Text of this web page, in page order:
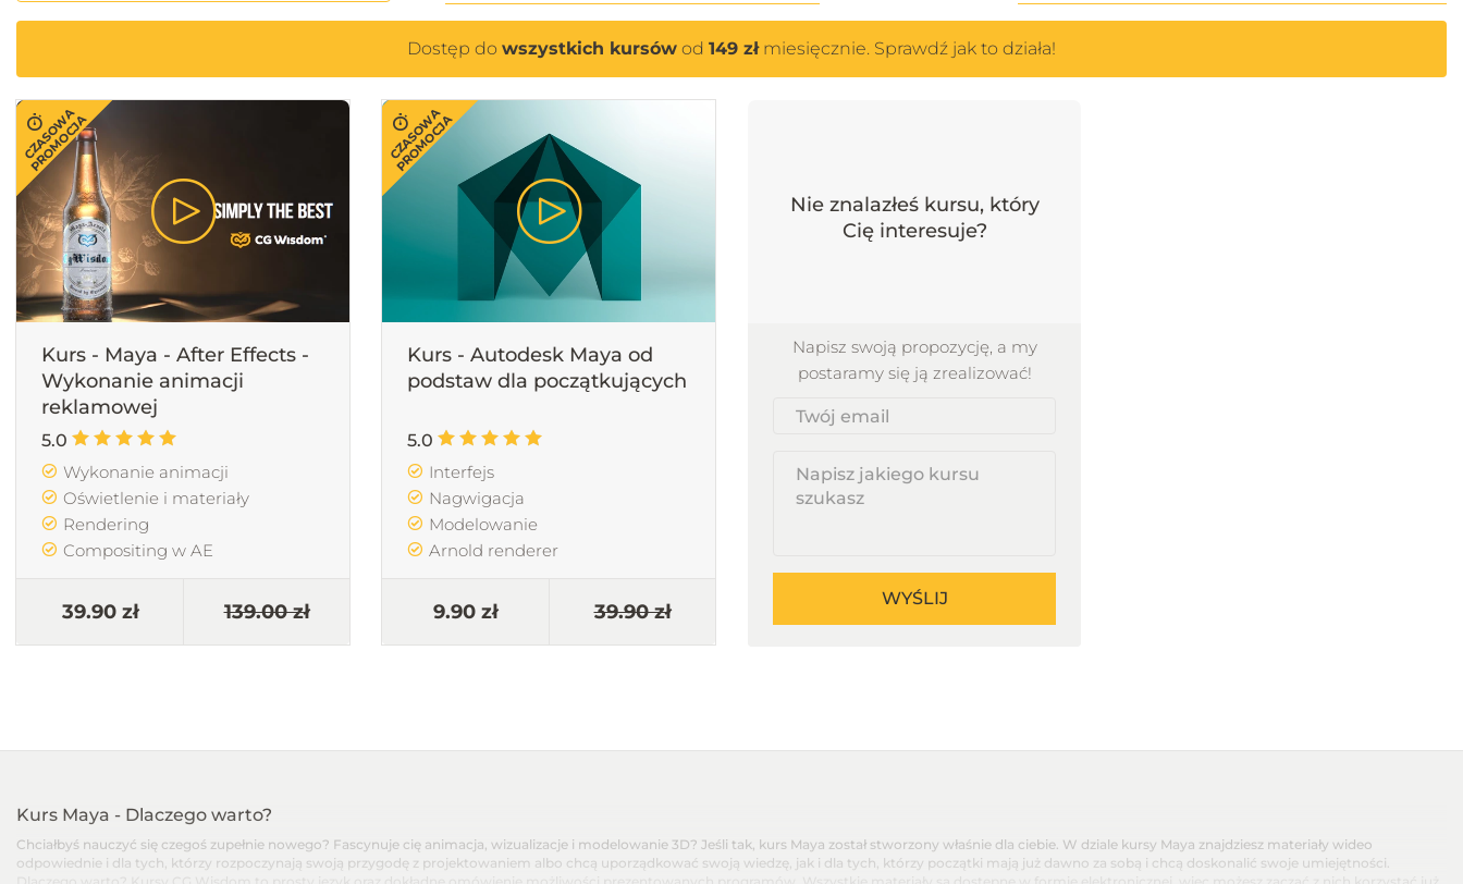
Dostęp do wszystkich kursów od 149 złmiesięcznie. Sprawdź jak to działa!
Kurs - Maya - After Effects -
Wykonanie animacji
reklamowej
5.0
CZASOWA
PROMOCJA
Wykonanie animacji
Oświetlenie i materiały
Rendering
Compositing w AE
39.90 zł 139.00 zł
Kurs - Autodesk Maya od
podstaw dla początkujących
5.0
CZASOWA
PROMOCJA
Interfejs
Nagwigacja
Modelowanie
Arnold renderer
9.90 zł 39.90 zł
Nie znalazłeś kursu, który
Cię interesuje?
Napisz swoją propozycję, a my
postaramy się ją zrealizować!
Twój
WYŚLIJ
Kurs Maya - Dlaczego warto?
Chciałbyś nauczyć się czegoś zupełnie nowego? Fascynuje cię animacja, wizualizacje i modelowanie 3D? Jeśli tak, kurs Maya został stworzony właśnie dla ciebie. W dziale kursy Maya znajdziesz materiały wideo
odpowiednie i dla tych, którzy rozpoczynają swoją przygodę z projektowaniem albo chcą uporządkować swoją wiedzę, jak i dla tych, którzy początki mają już dawno za sobą i chcą doskonalić swoje umiejętności.